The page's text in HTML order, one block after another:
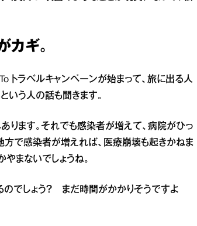
ギ。
ラベルキャンペーンが始まって、旅に出る人
いう人の話も聞きます。
ります。それでも感染者が増えて、病院がひっ
方で感染者が増えれば、医療崩壊も起きかねま
まないでしょうね。
のでしょう？ まだ時間がかかりそうですよ